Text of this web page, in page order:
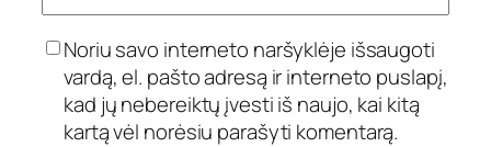
Noriu savo interneto naršyklėje išsaugoti
vardą, el. pašto adresą ir interneto puslapį,
kad jų nebereiktų įvesti iš naujo, kai kitą
kartą vėl norėsiu parašyti komentarą.